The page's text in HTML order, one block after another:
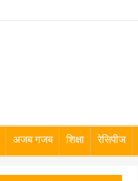
अजब गजब शिक्षा रेसिपीज